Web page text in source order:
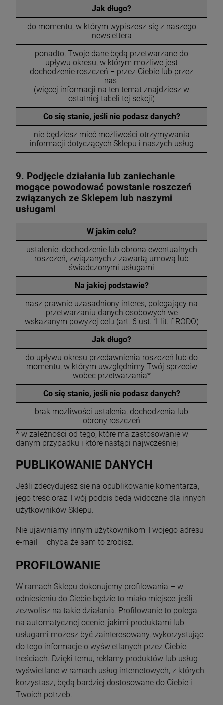
Jak długo?
do momentu, w którym wypiszesz się z naszego
newslettera
ponadto, Twoje dane będą przetwarzane do
upływu okresu, w którym możliwe jest
dochodzenie roszczeń – przez Ciebie lub przez
nas
(więcej informacji na ten temat znajdziesz w
ostatniej tabeli tej sekcji)
Co się stanie, jeśli nie podasz danych?
nie będziesz mieć możliwości otrzymywania
informacji dotyczących Sklepu i naszych usług
9. Podjęcie działania lub zaniechanie
mogące powodować powstanie roszczeń
związanych ze Sklepem lub naszymi
usługami
W jakim celu?
ustalenie, dochodzenie lub obrona ewentualnych
roszczeń, związanych z zawartą umową lub
świadczonymi usługami
Na jakiej podstawie?
nasz prawnie uzasadniony interes, polegający na
przetwarzaniu danych osobowych we
wskazanym powyżej celu (art. 6 ust. 1 lit. f RODO)
Jak długo?
do upływu okresu przedawnienia roszczeń lub do
momentu, w którym uwzględnimy Twój sprzeciw
wobec przetwarzania*
Co się stanie, jeśli nie podasz danych?
brak możliwości ustalenia, dochodzenia lub
obrony roszczeń
* w zależności od tego, które ma zastosowanie w
danym przypadku i które nastąpi najwcześniej
PUBLIKOWANIE DANYCH
Jeśli zdecydujesz się na opublikowanie komentarza,
jego treść oraz Twój podpis będą widoczne dla innych
użytkowników Sklepu.
Nie ujawniamy innym użytkownikom Twojego adresu
e-mail – chyba że sam to zrobisz.
PROFILOWANIE
W ramach Sklepu dokonujemy profilowania – w
odniesieniu do Ciebie będzie to miało miejsce, jeśli
zezwolisz na takie działania. Profilowanie to polega
na automatycznej ocenie, jakimi produktami lub
usługami możesz być zainteresowany, wykorzystując
do tego informacje o wyświetlanych przez Ciebie
treściach. Dzięki temu, reklamy produktów lub usług
wyświetlane w ramach usług internetowych, z których
korzystasz, będą bardziej dostosowane do Ciebie i
Twoich potrzeb.